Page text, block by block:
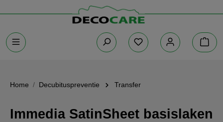
Home Decubituspreventie Transfer
Immedia SatinSheet basislaken